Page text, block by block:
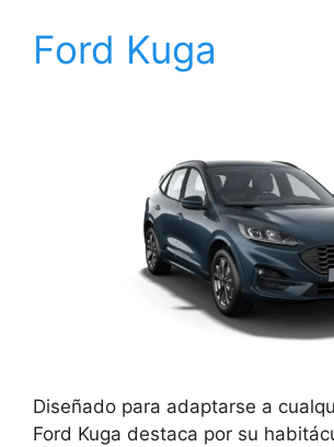
Ford Kuga
Diseñado para adaptarse a
Ford Kuga destaca por su